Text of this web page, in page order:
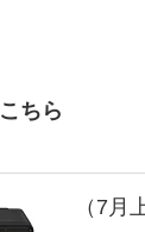
ちら
（7